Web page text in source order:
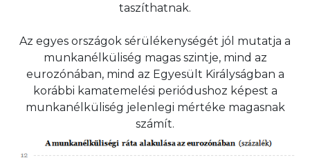
taszíthatnak.
Az egyes országok sérülékenységét jól mutatja a
munkanélküliség magas szintje, mind az
eurozónában, mind az Egyesült Királyságban a
korábbi kamatemelési periódushoz képest a
munkanélküliség jelenlegi mértéke magasnak
számít.